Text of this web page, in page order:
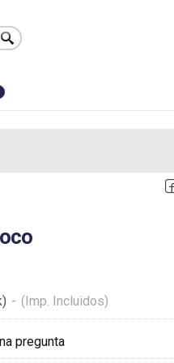
- (Imp. Incluidos)
pregunta